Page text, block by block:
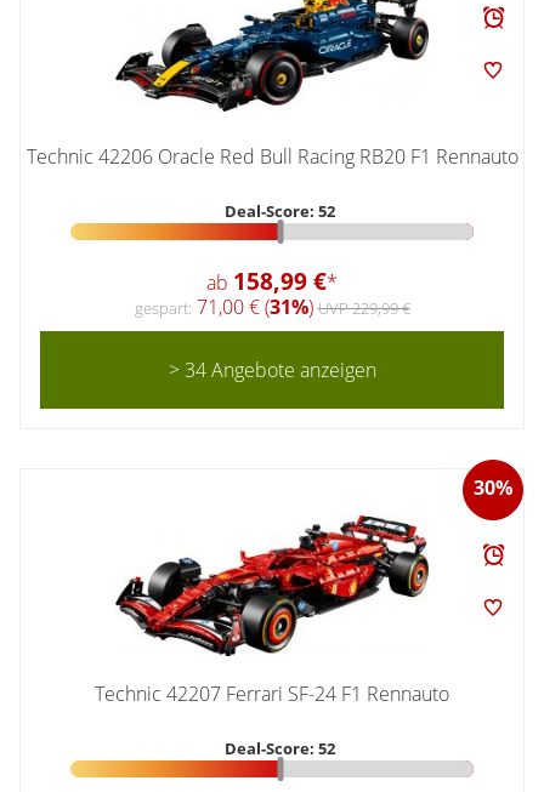
Technic 42206 Oracle Red Bull Racing RB20 F1 Rennauto
Deal-Score: 52
ab 158,99 €*
gespart: 71,00 € (31%)UVP 229,99 €
> 34 Angebote anzeigen
30%
Technic 42207 Ferrari SF-24 F1 Rennauto
Deal-Score: 52